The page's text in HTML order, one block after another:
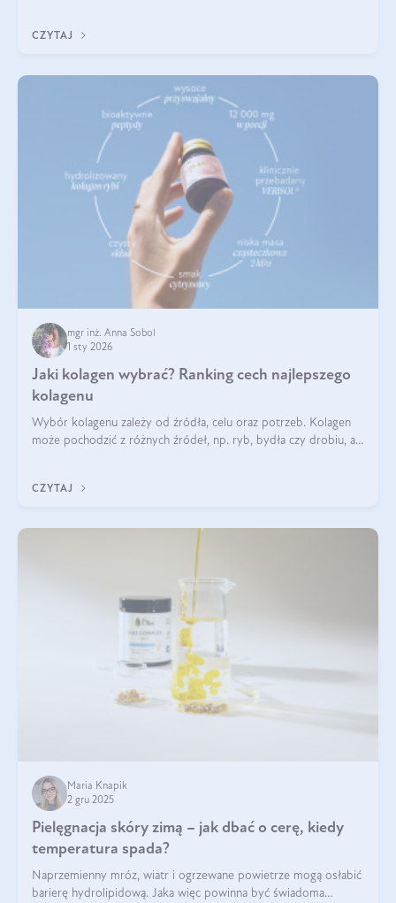
CZYTAJ
mgr inż. Anna Sobol
1 sty 2026
Jaki kolagen wybrać? Ranking cech najlepszego
kolagenu
Wybór kolagenu zależy od źródła, celu oraz potrzeb. Kolagen
może pochodzić z różnych źródeł, np. ryb, bydła czy drobiu, a
bydlęcy.
CZYTAJ
Maria Knapik
2 gru 2025
Pielęgnacja skóry zimą – jak dbać o cerę, kiedy
temperatura spada?
Naprzemienny mróz, wiatr i ogrzewane powietrze mogą osłabić
barierę hydrolipidową. Jaka więc powinna być świadoma